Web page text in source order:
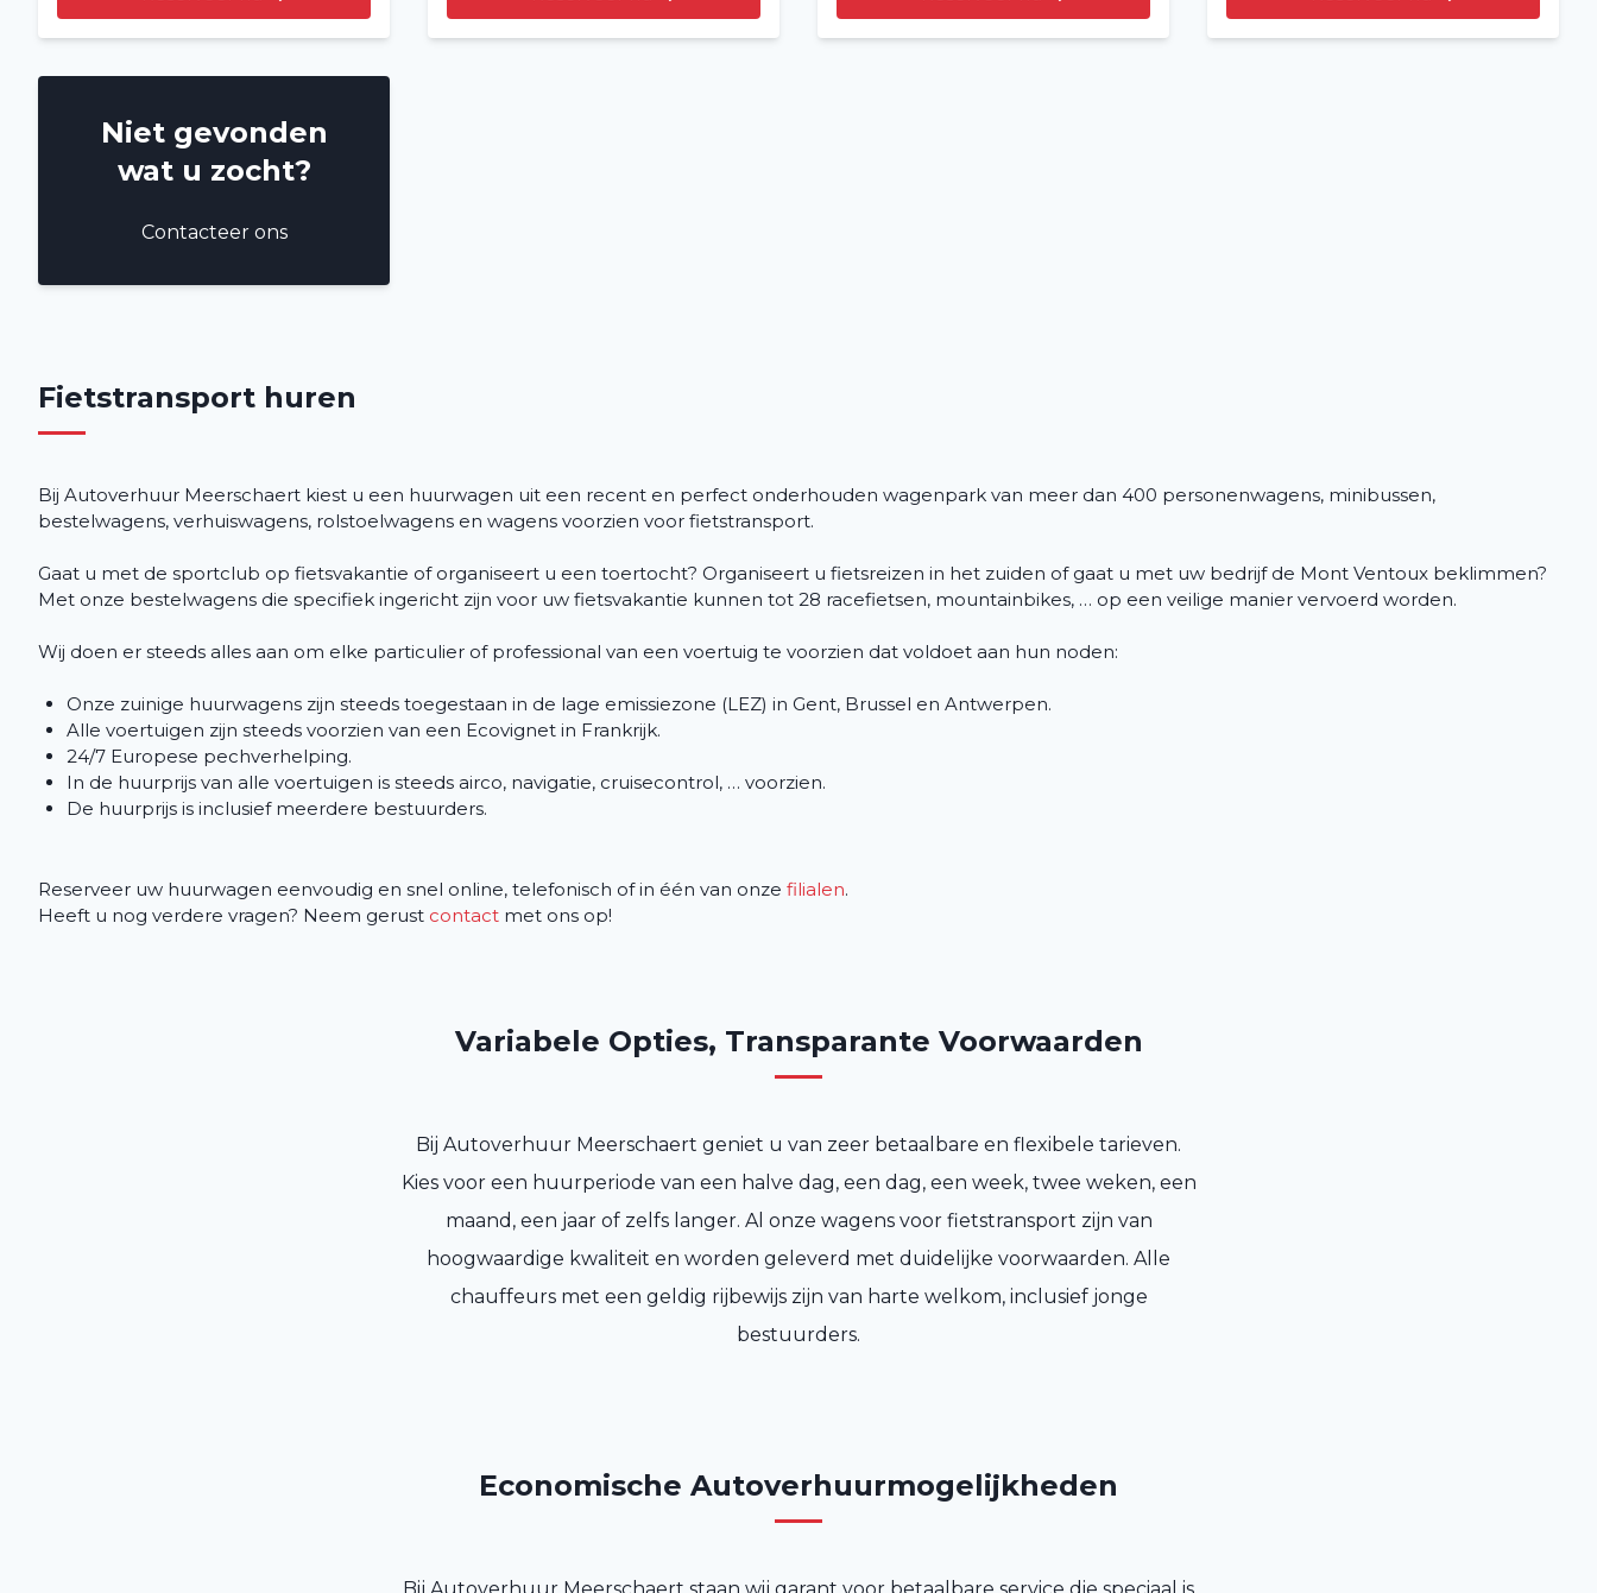
Niet gevonden
wat u zocht?
Contacteer ons
Fietstransport huren
Bij Autoverhuur Meerschaert kiest u een huurwagen uit een recent en perfect onderhouden wagenpark van meer dan 400 personenwagens, minibussen,
bestelwagens, verhuiswagens, rolstoelwagens en wagens voorzien voor fietstransport.
Gaat u met de sportclub op fietsvakantie of organiseert u een toertocht? Organiseert u fietsreizen in het zuiden of gaat u met uw bedrijf de Mont Ventoux beklimmen?
Met onze bestelwagens die specifiek ingericht zijn voor uw fietsvakantie kunnen tot 28 racefietsen, mountainbikes, … op een veilige manier vervoerd worden.
Wij doen er steeds alles aan om elke particulier of professional van een voertuig te voorzien dat voldoet aan hun noden:
Onze zuinige huurwagens zijn steeds toegestaan in de lage emissiezone (LEZ) in Gent, Brussel en Antwerpen.
Alle voertuigen zijn steeds voorzien van een Ecovignet in Frankrijk.
24/7 Europese pechverhelping.
In de huurprijs van alle voertuigen is steeds airco, navigatie, cruisecontrol, … voorzien.
De huurprijs is inclusief meerdere bestuurders.
Reserveer uw huurwagen eenvoudig en snel online, telefonisch of in één van onze filialen.
Heeft u nog verdere vragen? Neem gerust contact met ons op!
Variabele Opties, Transparante Voorwaarden
Bij Autoverhuur Meerschaert geniet u van zeer betaalbare en flexibele tarieven.
Kies voor een huurperiode van een halve dag, een dag, een week, twee weken, een
maand, een jaar of zelfs langer. Al onze wagens voor fietstransport zijn van
hoogwaardige kwaliteit en worden geleverd met duidelijke voorwaarden. Alle
chauffeurs met een geldig rijbewijs zijn van harte welkom, inclusief jonge
bestuurders.
Economische Autoverhuurmogelijkheden
Bij Autoverhuur Meerschaert staan wij garant voor betaalbare service die speciaal is